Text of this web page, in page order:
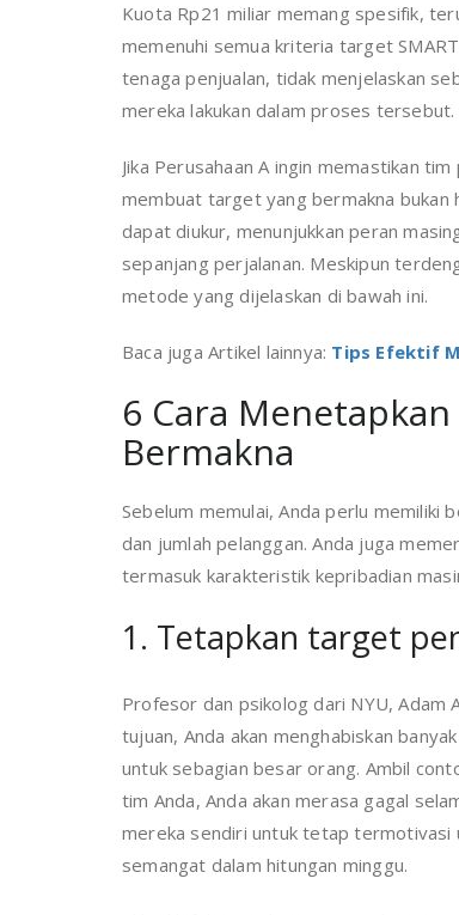
Kuota Rp21 miliar memang spesifik,
memenuhi semua kriteria target
tenaga penjualan, tidak menjelaskan
mereka lakukan dalam proses
Jika Perusahaan A ingin memastikan
membuat target yang bermakna bukan
dapat diukur, menunjukkan peran
sepanjang perjalanan. Meskipun
metode yang dijelaskan di bawah ini.
Baca juga Artikel lainnya: Tips Efektif
6 Cara
Bermakna
Sebelum memulai, Anda perlu memiliki
dan jumlah pelanggan. Anda juga
termasuk karakteristik kepribadian
1. Tetapkan target
Profesor dan psikolog dari NYU, Adam
tujuan, Anda akan menghabiskan
untuk sebagian besar orang. Ambil
tim Anda, Anda akan merasa gagal
mereka sendiri untuk tetap termotivasi
semangat dalam hitungan minggu.